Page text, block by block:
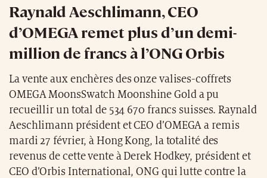
Raynald Aeschlimann, CEO
d’OMEGA remet plus d’un demi-
million de francs à l’ONG Orbis
La vente aux enchères des onze valises-coffrets
OMEGA MoonsSwatch Moonshine Gold a pu
recueillir un total de 534 670 francs suisses. Raynald
Aeschlimann président et CEO d’OMEGA a remis
mardi 27 février, à Hong Kong, la totalité des
revenus de cette vente à Derek Hodkey, président et
CEO d’Orbis International, ONG qui lutte contre la